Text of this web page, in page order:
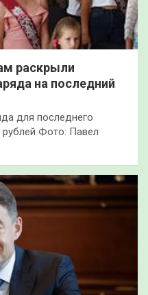
раскрыли
на последний
для последнего
рублей Фото: Павел